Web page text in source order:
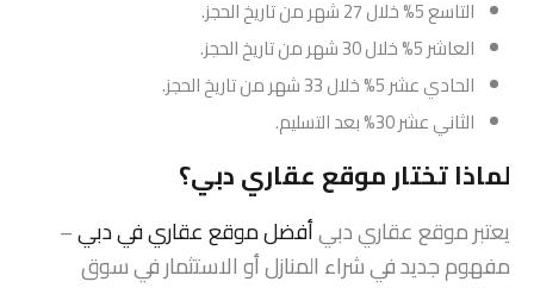
التاسع 5% خلال 27 شهر من تاريخ الحجز.
العاشر 5% خلال 30 شهر من تاريخ الحجز.
الحادي عشر 5% خلال 33 شهر من تاريخ الحجز.
الثاني عشر 30% بعد التسليم.
لماذا تختار موقع عقاري دبي؟
يعتبر موقع عقاري دبيأفضل موقع عقاري في دبي–
مفهوم جديد في شراء المنازل أو الاستثمار في سوق